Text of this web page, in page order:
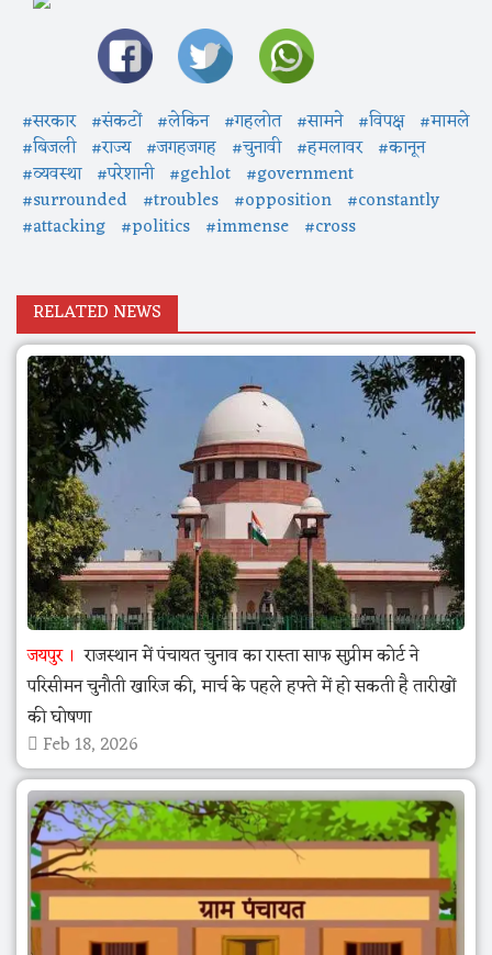
#सरकार #संकटों #लेकिन #गहलोत #सामने #विपक्ष #मामले
#बिजली #राज्य #जगहजगह #चुनावी #हमलावर #कानून
#व्यवस्था #परेशानी #gehlot #government
#surrounded #troubles #opposition #constantly
#attacking #politics #immense #cross
RELATED NEWS
जयपुर
राजस्थान में पंचायत चुनाव का रास्ता साफ सुप्रीम कोर्ट ने
परिसीमन चुनौती खारिज की, मार्च के पहले हफ्ते में हो सकती है तारीखों
की घोषणा
Feb 18, 2026